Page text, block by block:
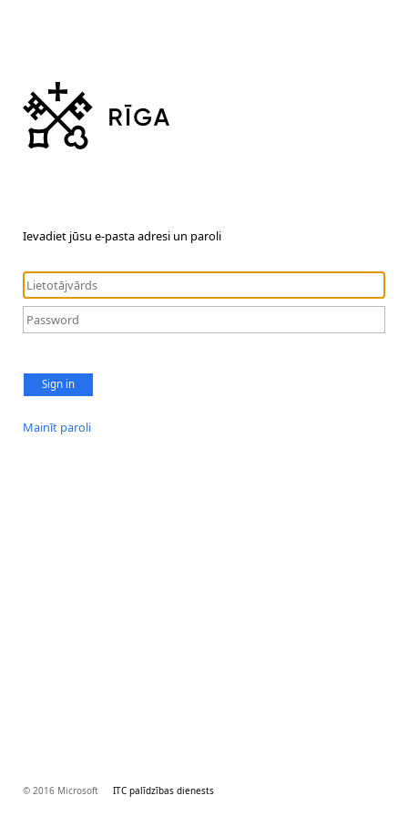
Ievadiet jūsu e-pasta adresi un paroli
Sign in
Mainīt paroli
© 2016 Microsoft ITC palīdzības dienests